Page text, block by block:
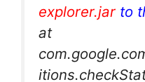
explorer.jar to
at